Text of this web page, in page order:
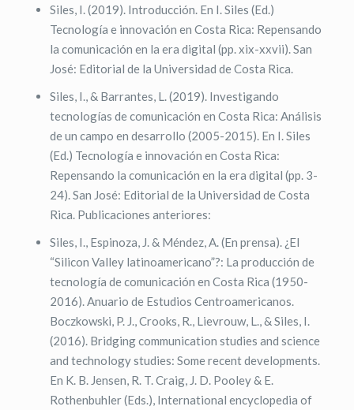
Siles, I. (2019). Introducción. En I. Siles (Ed.)
Tecnología e innovación en Costa Rica: Repensando
la comunicación en la era digital (pp. xix-xxvii). San
José: Editorial de la Universidad de Costa Rica.
Siles, I., & Barrantes, L. (2019). Investigando
tecnologías de comunicación en Costa Rica: Análisis
de un campo en desarrollo (2005-2015). En I. Siles
(Ed.) Tecnología e innovación en Costa Rica:
Repensando la comunicación en la era digital (pp. 3-
24). San José: Editorial de la Universidad de Costa
Rica. Publicaciones anteriores:
Siles, I., Espinoza, J. & Méndez, A. (En prensa). ¿El
“Silicon Valley latinoamericano”?: La producción de
tecnología de comunicación en Costa Rica (1950-
2016). Anuario de Estudios Centroamericanos.
Boczkowski, P. J., Crooks, R., Lievrouw, L., & Siles, I.
(2016). Bridging communication studies and science
and technology studies: Some recent developments.
En K. B. Jensen, R. T. Craig, J. D. Pooley & E.
Rothenbuhler (Eds.), International encyclopedia of